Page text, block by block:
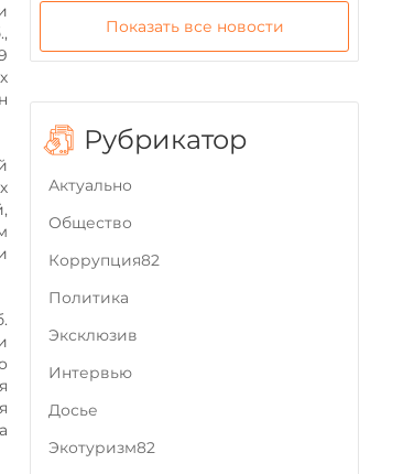
Показать все новости
Рубрикатор
Актуально
Общество
Коррупция82
Политика
Эксклюзив
Интервью
Досье
Экотуризм82